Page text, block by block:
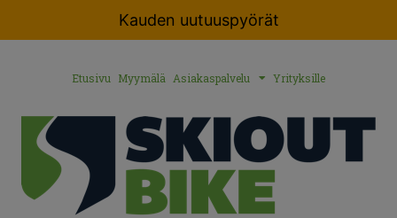
Kauden uutuuspyörät
Etusivu Myymälä Asiakaspalvelu Yrityksille